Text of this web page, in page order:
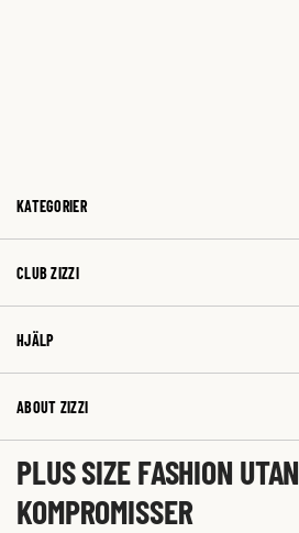
KATEGORIER
CLUB ZIZZI
HJÄLP
ABOUT ZIZZI
PLUS SIZE FASHION UTAN
KOMPROMISSER